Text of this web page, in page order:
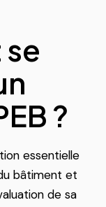
?
essentielle
bâtiment et
de sa